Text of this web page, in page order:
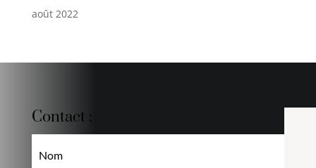
août 2022
Contact :